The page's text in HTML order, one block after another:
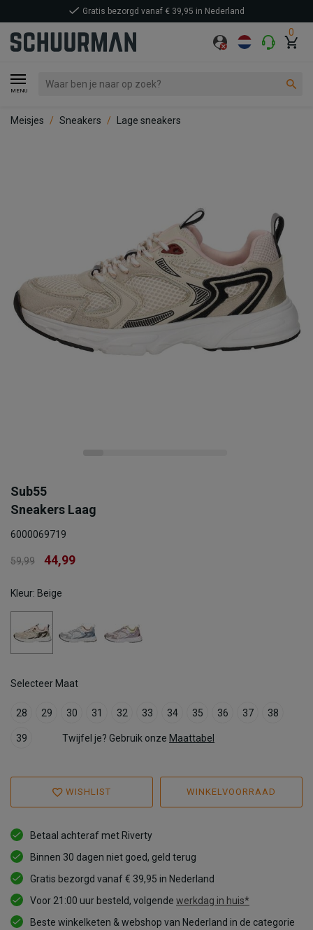
0
MENU
Gratis bezorgd vanaf € 39,95 in Nederland
Meisjes Sneakers Lage sneakers
Sub55
Sneakers Laag
6000069719
59,99 44,99
Kleur: Beige
Selecteer Maat
28 29 30 31 32 33 34 35 36 37 38
39 Twijfel je? Gebruik onze Maattabel
WISHLIST WINKELVOORRAAD
Betaal achteraf met Riverty
Binnen 30 dagen niet goed, geld terug
Gratis bezorgd vanaf € 39,95 in Nederland
Voor 21:00 uur besteld, volgende werkdag in huis*
Beste winkelketen & webshop van Nederland in de categorie